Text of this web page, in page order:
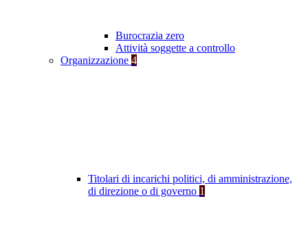
Burocrazia zero
Attività soggette a controllo
Organizzazione 4
Titolari di incarichi politici, di amministrazione,
di direzione o di governo 1